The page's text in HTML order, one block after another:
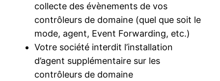
collecte des évènements de vos
contrôleurs de domaine (quel que soit le
mode, agent, Event Forwarding, etc.)
Votre société interdit l’installation
d’agent supplémentaire sur les
contrôleurs de domaine